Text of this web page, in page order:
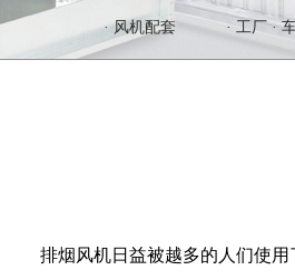
· 风机配套 · 工厂 ·
排烟风机日益被越多的人们使